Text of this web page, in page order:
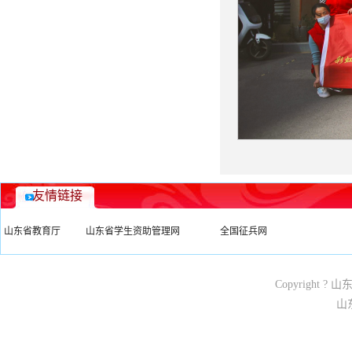
友情链接
山东省教育厅 山东省学生资助管理网 全国征兵网
Copyright ? 山
山